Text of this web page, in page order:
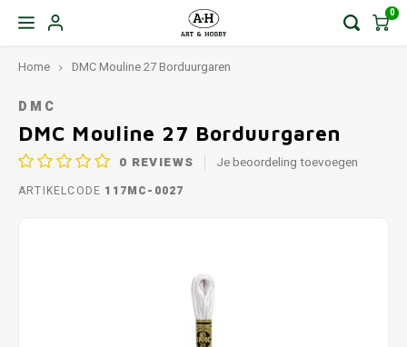
0
Home DMC Mouline 27 Borduurgaren
DMC
DMC Mouline 27 Borduurgaren
0 REVIEWS Je beoordeling toevoegen
ARTIKELCODE 117MC-0027